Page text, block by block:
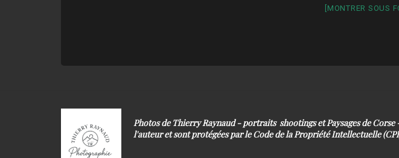
[MONTRER SOUS
Photos de Thierry Raynaud - portraits shootings et Paysages de
l'auteur et sont protégées par le Code de la Propriété Intellectuelle